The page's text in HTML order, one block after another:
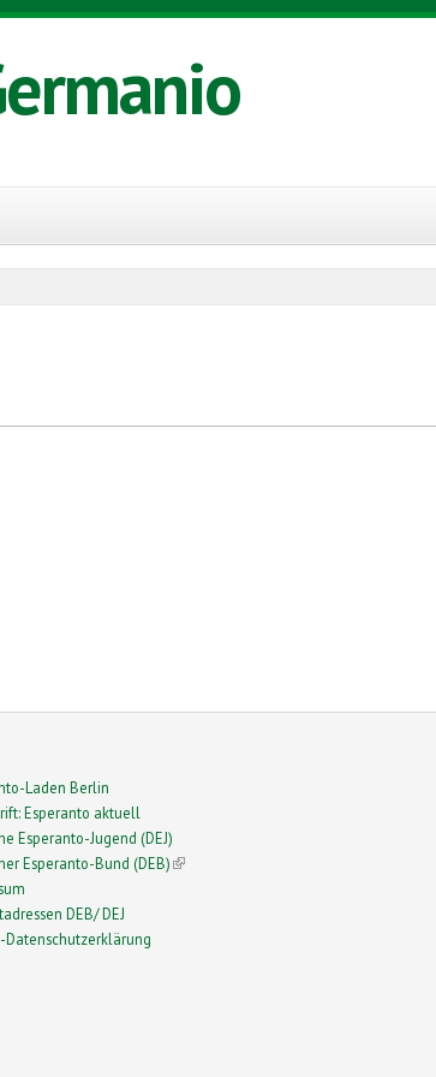
Laden Berlin
Esperanto aktuell
Esperanto-Jugend (DEJ)
Esperanto-Bund (DEB)(link is external)
DEB/ DEJ
Datenschutzerklärung